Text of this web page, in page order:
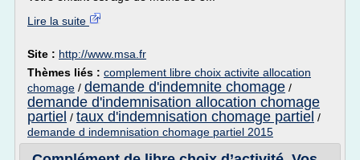
Lire la suite
Site : http://www.msa.fr
Thèmes liés : complement libre choix activite allocation
chomage / demande d'indemnite chomage /
demande d'indemnisation allocation chomage
partiel / taux d'indemnisation chomage partiel /
demande d indemnisation chomage partiel 2015